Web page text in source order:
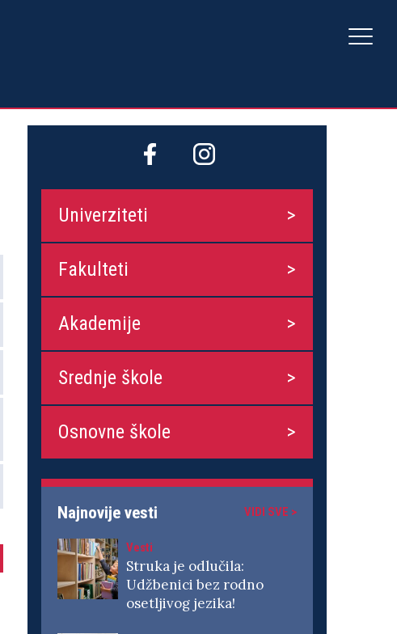
Univerziteti
Fakulteti
Akademije
Srednje škole
Osnovne škole
Najnovije vesti VIDI SVE >
Vesti
Struka je odlučila:
Udžbenici bez rodno
osetljivog jezika!